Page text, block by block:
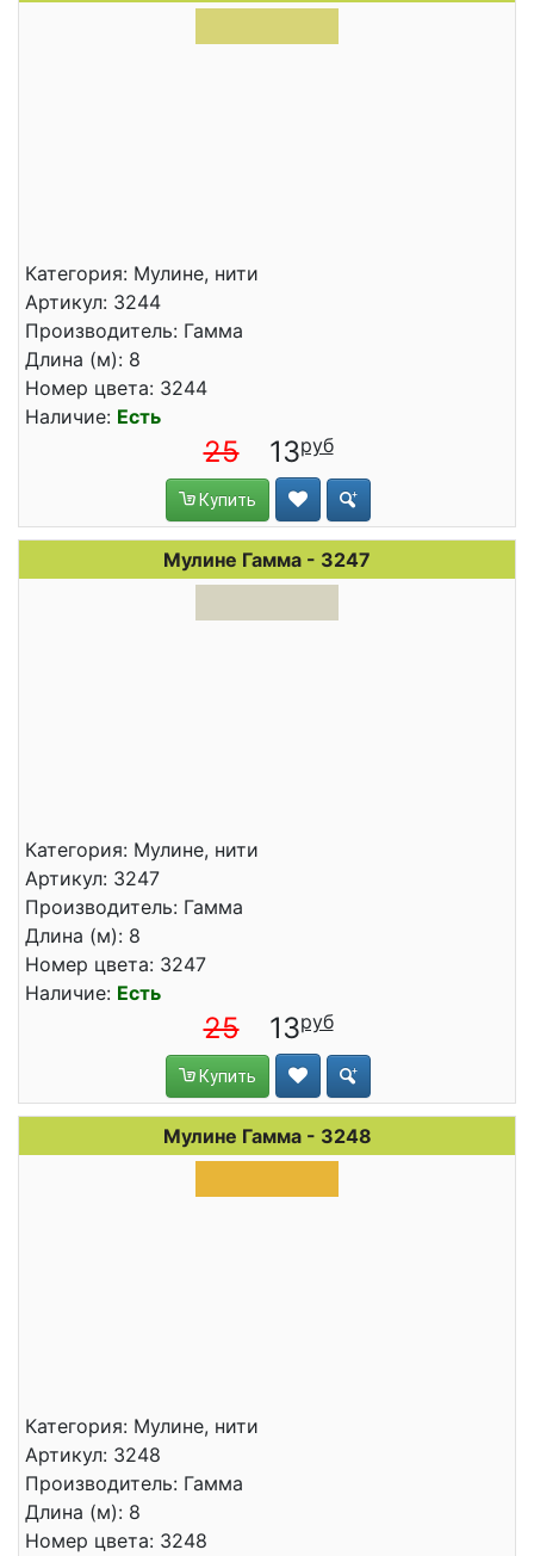
Категория: Мулине, нити
Артикул: 3244
Производитель: Гамма
Длина (м): 8
Номер цвета: 3244
Наличие: Есть
25 13
Купить
Мулине Гамма - 3247
Категория: Мулине, нити
Артикул: 3247
Производитель: Гамма
Длина (м): 8
Номер цвета: 3247
Наличие: Есть
25 13
Купить
Мулине Гамма - 3248
Категория: Мулине, нити
Артикул: 3248
Производитель: Гамма
Длина (м): 8
Номер цвета: 3248